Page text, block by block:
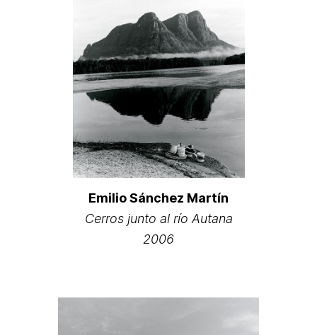
Emilio Sánchez Martín
Cerros junto al río Autana
2006